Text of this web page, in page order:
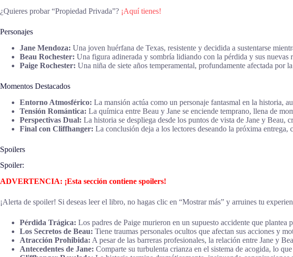
¿Quieres probar “Propiedad Privada”? ¡Aquí tienes!
Personajes
Jane Mendoza: Una joven huérfana de Texas, resistente y decidida a sustentarse
Beau Rochester: Una figura adinerada y sombría lidiando con la pérdida y sus nuevas
Paige Rochester: Una niña de siete años temperamental, profundamente afectada por
Momentos Destacados
Entorno Atmosférico: La mansión actúa como un personaje fantasmal en la historia,
Tensión Romántica: La química entre Beau y Jane se enciende temprano, llena de
Perspectivas Dual: La historia se despliega desde los puntos de vista de Jane y Beau,
Final con Cliffhanger: La conclusión deja a los lectores deseando la próxima entrega,
Spoilers
Spoiler:
ADVERTENCIA: ¡Esta sección contiene spoilers!
¡Alerta de spoiler! Si deseas leer el libro, no hagas clic en “Mostrar más” y arruines tu
Pérdida Trágica: Los padres de Paige murieron en un supuesto accidente que plantea
Los Secretos de Beau: Tiene traumas personales ocultos que afectan sus acciones y
Atracción Prohibida: A pesar de las barreras profesionales, la relación entre Jane y
Antecedentes de Jane: Comparte su turbulenta crianza en el sistema de acogida, lo